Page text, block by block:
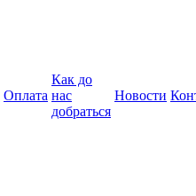
Оплата
Как до
нас
добраться
Новости